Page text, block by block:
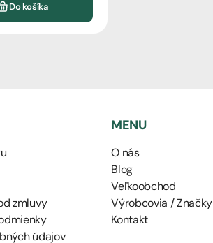
Do košíka
zmluvy
údajov
MENU
O nás
Blog
Veľkoobchod
Výrobcovia / Značky
Kontakt